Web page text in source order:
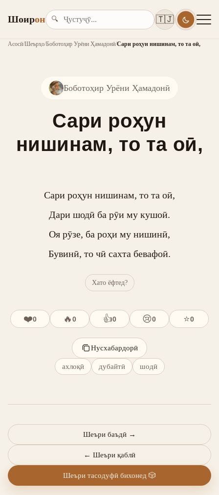
Шоирон 🔍 🇹🇯
Асосӣ/Шеърҳо/Боботоҳир Урёни Ҳамадонӣ/Сари роҳун нишинам, то та оӣ,
Боботоҳир Урёни Ҳамадонӣ
Сари роҳун
нишинам, то та оӣ,
Сари роҳун нишинам, то та оӣ,
Дари шодӣ ба рӯи му кушоӣ.
Оя рӯзе, ба роҳи му нишинӣ,
Бувинӣ, то чӣ сахта бевафоӣ.
Хато ёфтед?
❤️0 🔥0 👍0 😢0 ⭐0
Нусхабардорӣ
ахлоқӣ дубайтӣ шодӣ
← Шеъри қаблӣ
Шеъри баъдӣ →
Шеъри тасодуфӣ бихонед 🎲